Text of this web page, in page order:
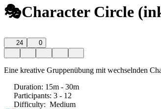
🎭Character Circle
24 0
Eine kreative Gruppenübung mit wechselnden
Duration: 15m - 30m
Participants: 3 - 12
Difficulty: Medium